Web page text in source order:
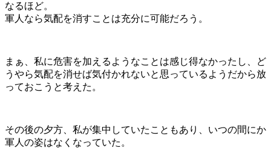
なるほど。
軍人なら気配を消すことは充分に可能だろう。
まぁ、私に危害を加えるようなことは感じ得なかったし、ど
うやら気配を消せば気付かれないと思っているようだから放
っておこうと考えた。
その後の夕方、私が集中していたこともあり、いつの間にか
軍人の姿はなくなっていた。